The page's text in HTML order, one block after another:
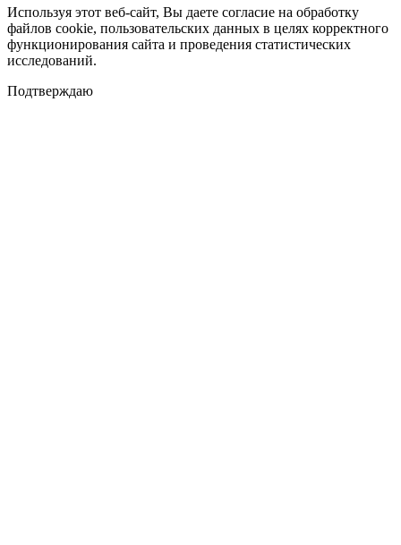
Используя этот веб-сайт, Вы даете согласие на обработку
файлов cookie, пользовательских данных в целях корректного
функционирования сайта и проведения статистических
исследований.
Подтверждаю